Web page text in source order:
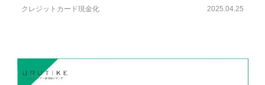
2025.04.25
クレジットカード現金化